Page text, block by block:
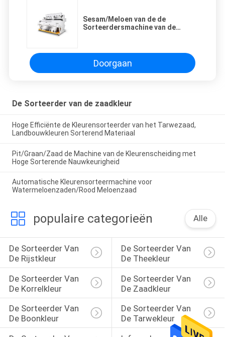
Sesam/Meloen van de de
Sorteerdersmachine van de
Doorgaan
De Sorteerder van de zaadkleur
Hoge Efficiënte de Kleurensorteerder van het Tarwezaad,
Landbouwkleuren Sorterend Materiaal
Pit/Graan/Zaad de Machine van de Kleurenscheiding met
Hoge Sorterende Nauwkeurigheid
Automatische Kleurensorteermachine voor
Watermeloenzaden/Rood Meloenzaad
populaire categorieën Alle
De Sorteerder Van
De Rijstkleur
De Sorteerder Van
De Theekleur
De Sorteerder Van
De Korrelkleur
De Sorteerder Van
De Zaadkleur
De Sorteerder Van
De Boonkleur
De Sorteerder Van
De Tarwekleur